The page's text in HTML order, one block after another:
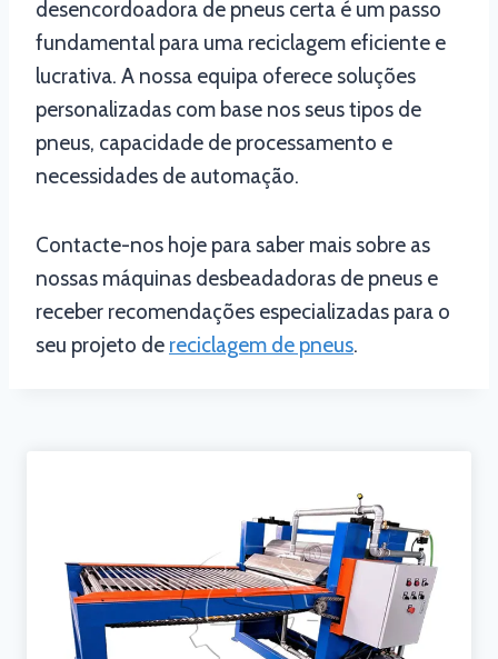
desencordoadora de pneus certa é um passo
fundamental para uma reciclagem eficiente e
lucrativa. A nossa equipa oferece soluções
personalizadas com base nos seus tipos de
pneus, capacidade de processamento e
necessidades de automação.
Contacte-nos hoje para saber mais sobre as
nossas máquinas desbeadadoras de pneus e
receber recomendações especializadas para o
seu projeto de reciclagem de pneus.